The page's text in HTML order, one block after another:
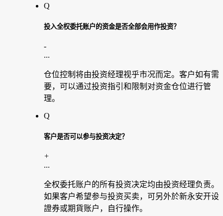
Q
投入全权委托账户的资金是否全部会用作投资？
-
...
仓位控制将由投资经理视乎市况而定。客户如有需
要，可以通过投资指引和限制对资金仓位进行管
理。
Q
客户是否可以参与投资决定？
+
...
全权委托账户的所有投资决定均由投资经理负责。
如果客户希望参与投资买卖，可另外於新永安开设
證券或期貨账户，自行操作。